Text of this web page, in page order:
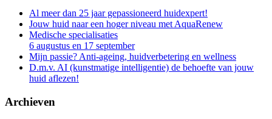
Al meer dan 25 jaar gepassioneerd huidexpert!
Jouw huid naar een hoger niveau met AquaRenew
Medische specialisaties
6 augustus en 17 september
Mijn passie? Anti-ageing, huidverbetering en wellness
D.m.v. AI (kunstmatige intelligentie) de behoefte van jouw
huid aflezen!
Archieven